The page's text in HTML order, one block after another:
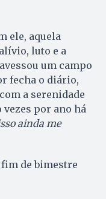
ele, aquela
luto e a
um campo
fecha o diário,
a serenidade
por ano há
ainda me
de bimestre